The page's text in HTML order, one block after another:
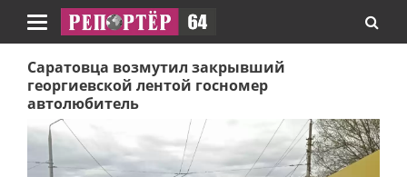
Навигация
Саратовца возмутил закрывший
георгиевской лентой госномер
автолюбитель